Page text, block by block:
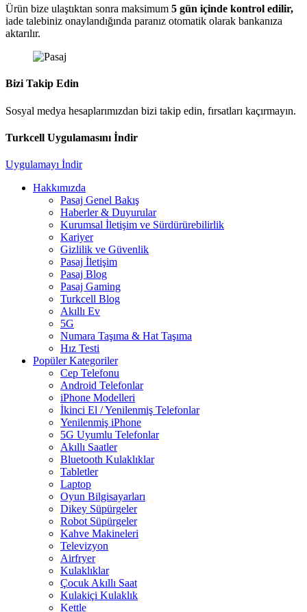
Ürün bize ulaştıktan sonra maksimum 5 gün içinde kontrol edilir,
iade talebiniz onaylandığında paranız otomatik olarak bankanıza
aktarılır.
Bizi Takip Edin
Sosyal medya hesaplarımızdan bizi takip edin, fırsatları kaçırmayın.
Turkcell Uygulamasını İndir
Uygulamayı İndir
Hakkımızda
Pasaj Genel Bakış
Haberler & Duyurular
Kurumsal İletişim ve Sürdürürebilirlik
Kariyer
Gizlilik ve Güvenlik
Pasaj İletişim
Pasaj Blog
Pasaj Gaming
Turkcell Blog
Akıllı Ev
5G
Numara Taşıma & Hat Taşıma
Hız Testi
Popüler Kategoriler
Cep Telefonu
Android Telefonlar
iPhone Modelleri
İkinci El / Yenilenmiş Telefonlar
Yenilenmiş iPhone
5G Uyumlu Telefonlar
Akıllı Saatler
Bluetooth Kulaklıklar
Tabletler
Laptop
Oyun Bilgisayarları
Dikey Süpürgeler
Robot Süpürgeler
Kahve Makineleri
Televizyon
Airfryer
Kulaklıklar
Çocuk Akıllı Saat
Kulakiçi Kulaklık
Kettle